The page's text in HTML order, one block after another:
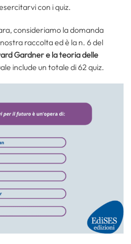
con i quiz.
consideriamo la domanda
raccolta ed è la n. 6 del
Gardner e la teoria delle
include un totale di 62 quiz.